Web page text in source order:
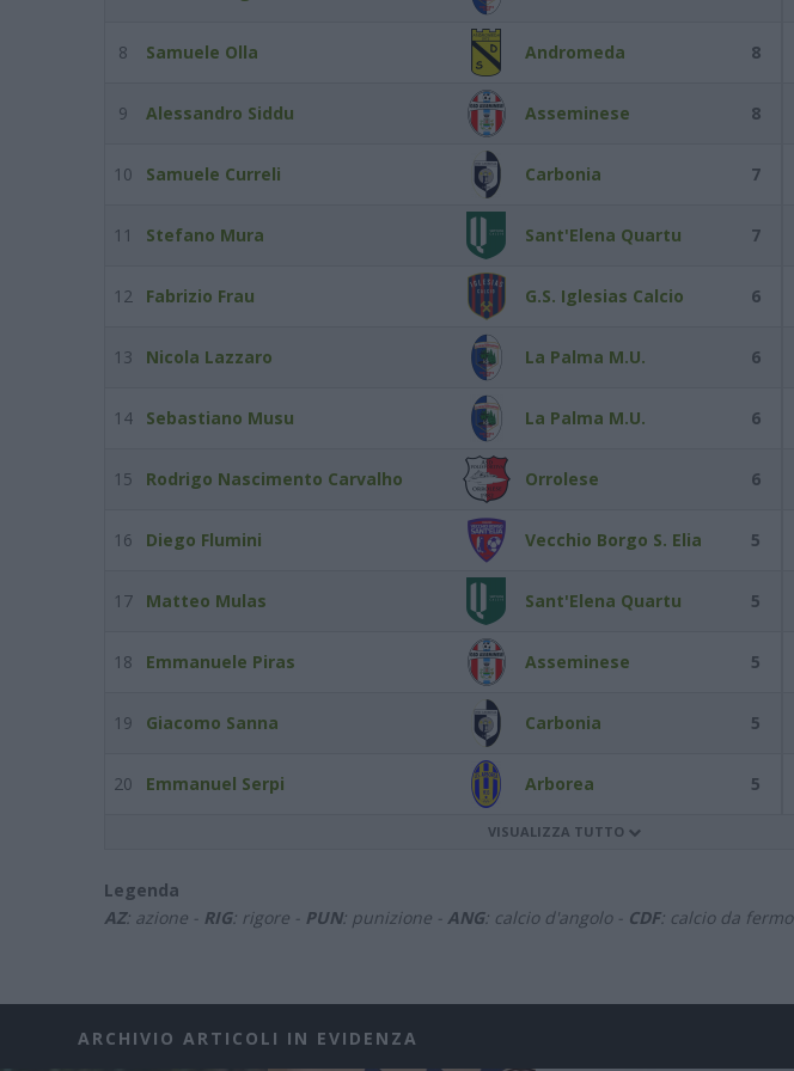
8 Samuele Olla Andromeda 8
9 Alessandro Siddu Asseminese 8
10 Samuele Curreli Carbonia 7
11 Stefano Mura Sant'Elena Quartu 7
12 Fabrizio Frau G.S. Iglesias Calcio 6
13 Nicola Lazzaro La Palma M.U. 6
14 Sebastiano Musu La Palma M.U. 6
15 Rodrigo Nascimento Carvalho Orrolese 6
16 Diego Flumini Vecchio Borgo S. Elia 5
17 Matteo Mulas Sant'Elena Quartu 5
18 Emmanuele Piras Asseminese 5
19 Giacomo Sanna Carbonia 5
20 Emmanuel Serpi Arborea 5
VISUALIZZA TUTTO
Legenda
AZ: azione - RIG: rigore - PUN: punizione - ANG: calcio d'angolo - CDF: calcio da fermo
ARCHIVIO ARTICOLI IN EVIDENZA